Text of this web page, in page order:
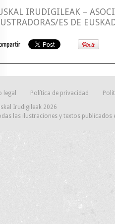
IRUDIGILEAK –
ES DE
legal Política de privacidad
Irudigileak 2026
las ilustraciones y textos publicados